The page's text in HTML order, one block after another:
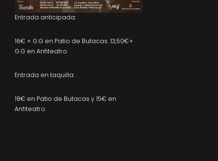
Entrada anticipada:
16€ + G.G en Patio de Butacas. 13,50€+
G.G en Anfiteatro
Entrada en taquilla:
18€ en Patio de Butacas y 15€ en
Anfiteatro